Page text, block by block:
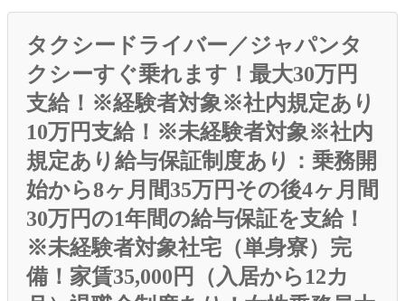
タクシードライバー／ジャパンタ
クシーすぐ乗れます！最大30万円
支給！※経験者対象※社内規定あり
10万円支給！※未経験者対象※社内
規定あり給与保証制度あり：乗務開
始から8ヶ月間35万円その後4ヶ月間
30万円の1年間の給与保証を支給！
※未経験者対象社宅（単身寮）完
備！家賃35,000円（入居から12カ